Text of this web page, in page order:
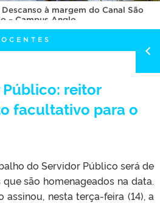
à margem do Canal São
– Campus Anglo
Público: reitor
facultativo para o
do Servidor Público será de
são homenageados na data.
nesta terça-feira (14), a